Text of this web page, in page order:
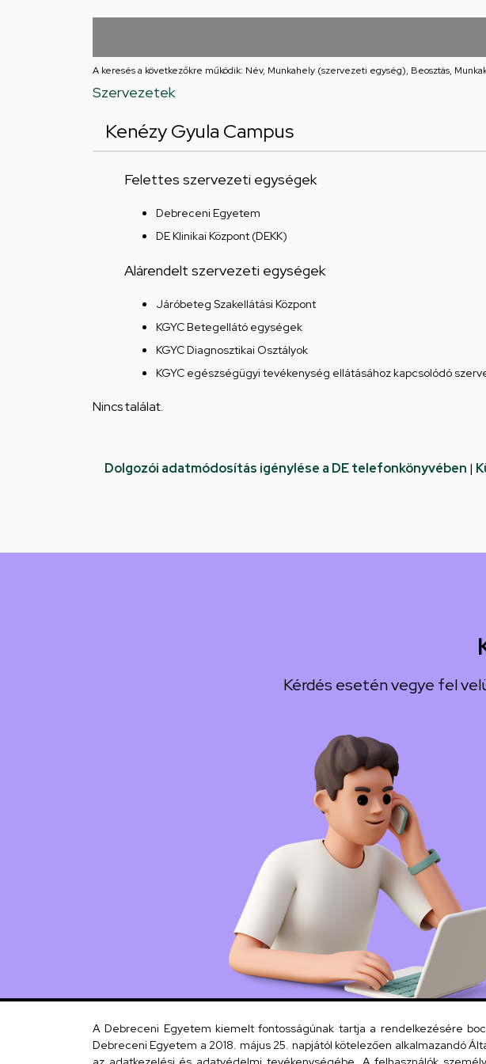
Iskolája
feladatellátási
A keresés a következőkre működik: Név, Munkahely (szervezeti egység), Beosztás,
Szervezetek
Kenézy Gyula Campus
Felettes szervezeti egységek
Debreceni Egyetem
DE Klinikai Központ (DEKK)
Alárendelt szervezeti egységek
Járóbeteg Szakellátási Központ
KGYC Betegellátó egységek
KGYC Diagnosztikai Osztályok
KGYC egészségügyi tevékenység ellátásához kapcsolódó
Nincs találat.
Dolgozói adatmódosítás igénylése a DE telefonkönyvében |
Kérdés esetén vegye fel
A Debreceni Egyetem kiemelt fontosságúnak tartja a rendelkezésére
Debreceni Egyetem a 2018. május 25. napjától kötelezően alkalmazandó